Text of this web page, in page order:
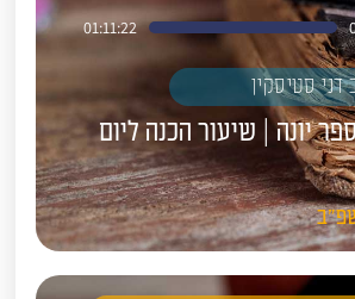
01:11:22
דני סטיסקין
יונה | שיעור הכנה ליום